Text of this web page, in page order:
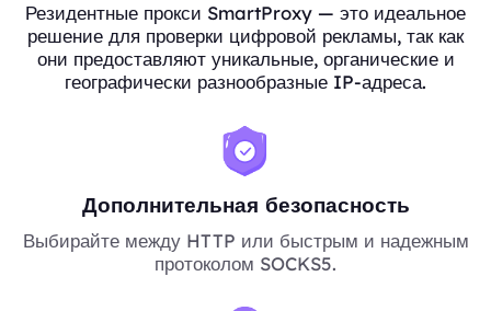
Резидентные прокси SmartProxy — это идеальное
решение для проверки цифровой рекламы, так как
они предоставляют уникальные, органические и
географически разнообразные IP-адреса.
Дополнительная безопасность
Выбирайте между HTTP или быстрым и надежным
протоколом SOCKS5.